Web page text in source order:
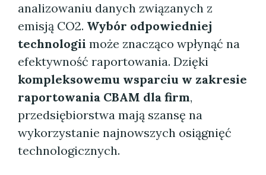
analizowaniu danych związanych z
emisją CO2. Wybór odpowiedniej
technologii może znacząco wpłynąć na
efektywność raportowania. Dzięki
kompleksowemu wsparciu w zakresie
raportowania CBAM dla firm,
przedsiębiorstwa mają szansę na
wykorzystanie najnowszych osiągnięć
technologicznych.